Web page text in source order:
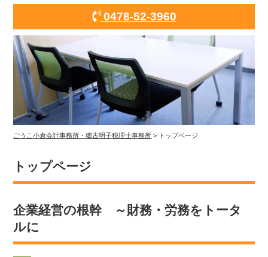
0478-52-3960
ごうこ小倉会計事務所・郷古明子税理士事務所 > トップページ
トップページ
企業経営の根幹 ～財務・労務をトータ
ルに